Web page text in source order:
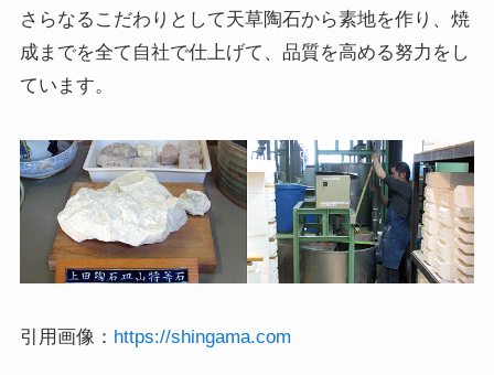
さらなるこだわりとして天草陶石から素地を作り、焼
成までを全て自社で仕上げて、品質を高める努力をし
ています。
引用画像： https://shingama.com